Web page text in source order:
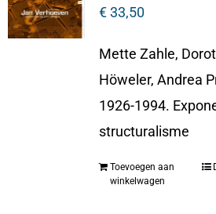
€33,50
Mette Zahle,
Höweler, Andrea
1926-1994.
structuralisme
Toevoegen aan
winkelwagen